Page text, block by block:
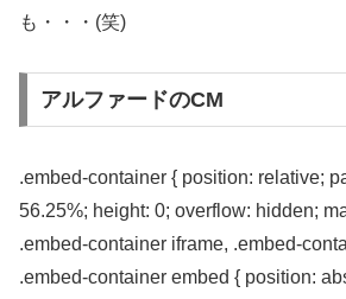
も・・・(笑)
アルファードのCM
.embed-container { position: relative;
56.25%; height: 0; overflow: hidden;
.embed-container iframe, .embed-
.embed-container embed { position: